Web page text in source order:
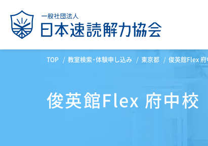
TOP 教室検索・体験申し込み 東京都 俊英館Flex 府
俊英館Flex 府中校